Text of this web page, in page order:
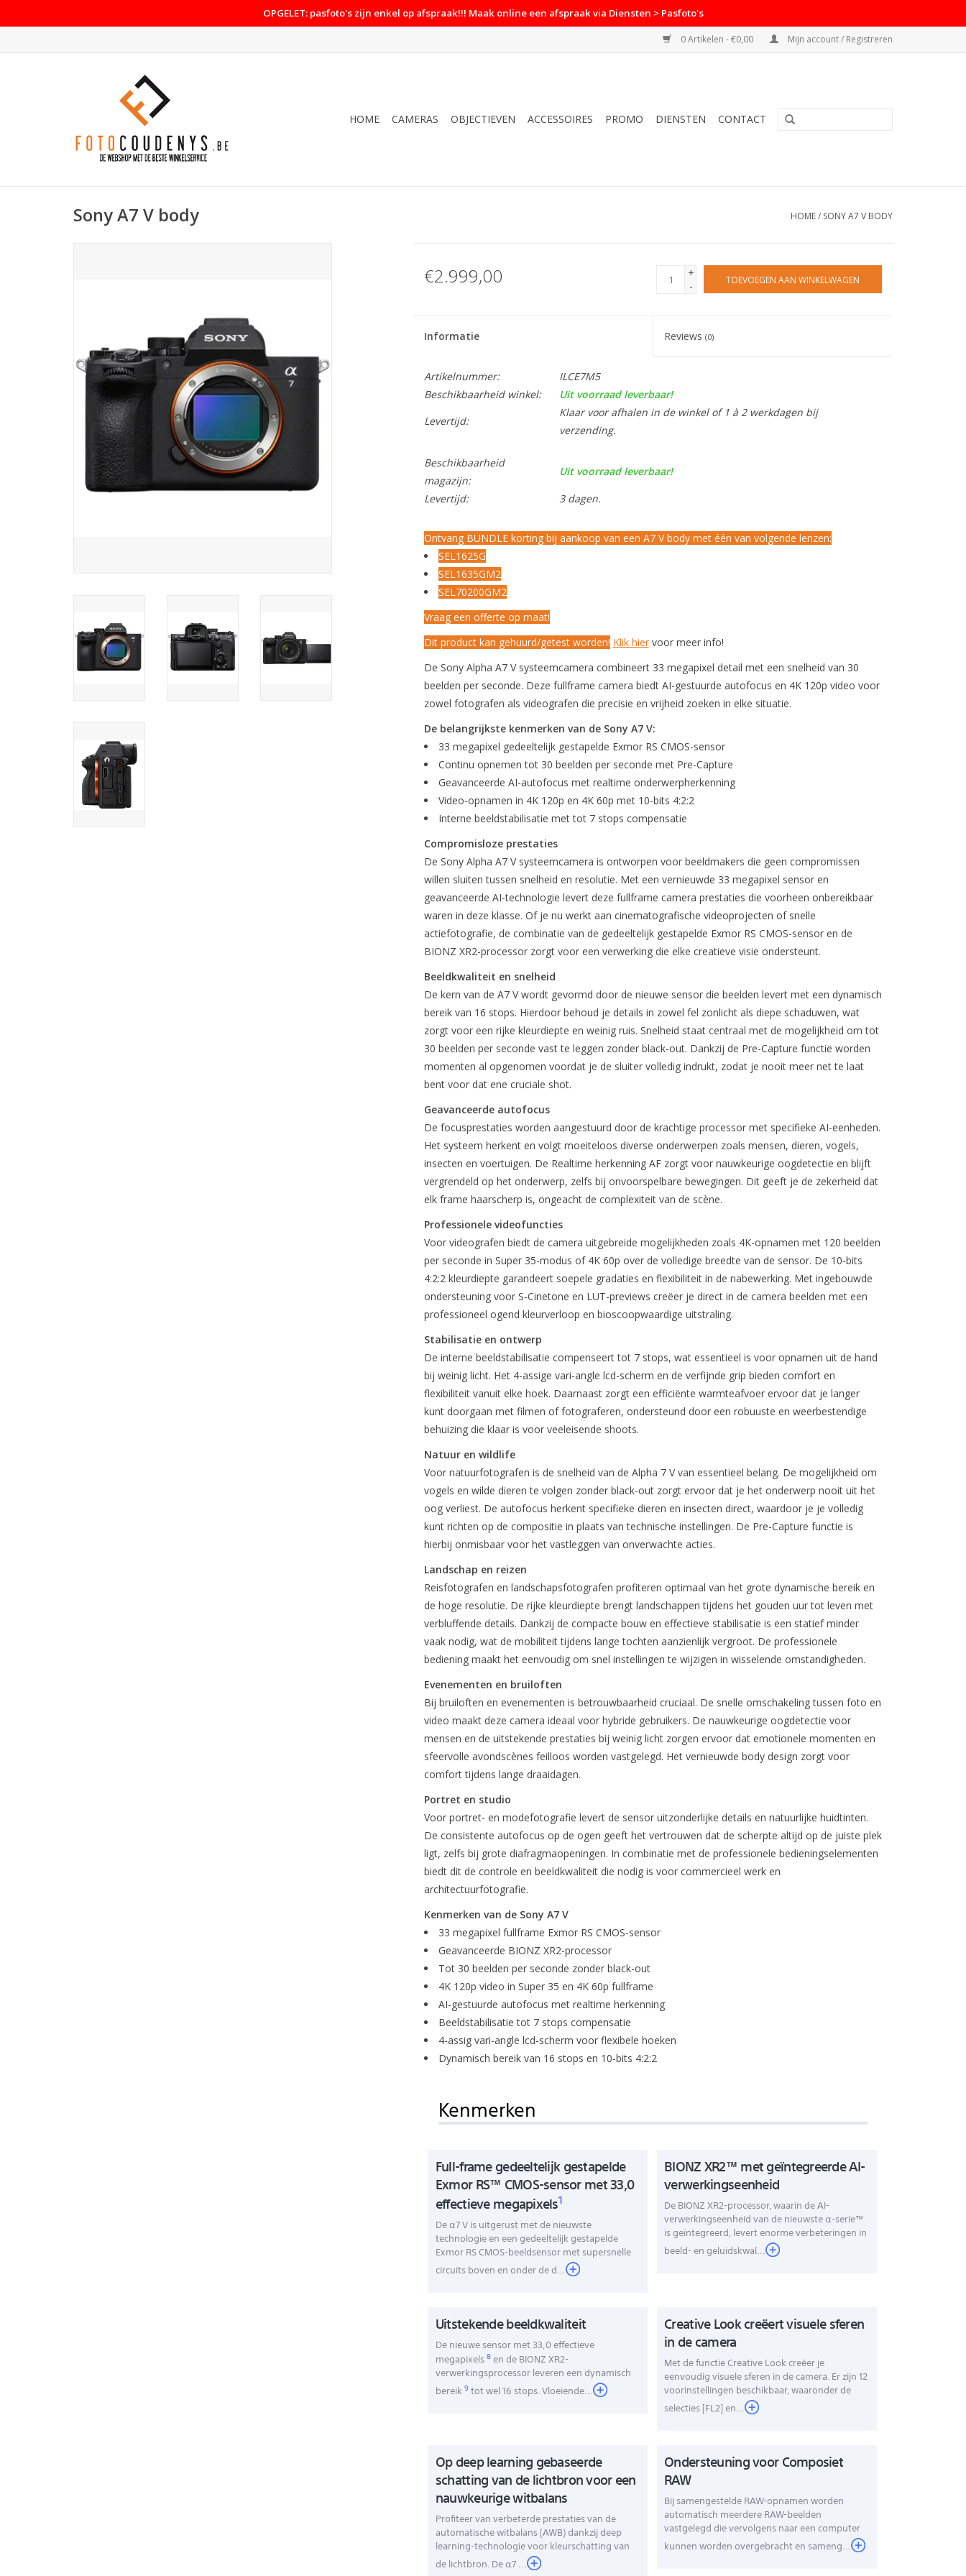
OPGELET: pasfoto's zijn enkel op afspraak!!! Maak online een afspraak via Diensten > Pasfoto's
0 Artikelen - €0,00 Mijn account / Registreren
HOME CAMERAS OBJECTIEVEN ACCESSOIRES PROMO DIENSTEN CONTACT
Sony A7 V body HOME/ SONY A7 V BODY
€2.999,00
+
-
TOEVOEGEN AAN WINKELWAGEN
Informatie Reviews(0)
Artikelnummer:
ILCE7M5
Beschikbaarheid winkel:
Uit voorraad leverbaar!
Levertijd:
Klaar voor afhalen in de winkel of 1 à 2 werkdagen bij
verzending.
Beschikbaarheid
magazijn:
Uit voorraad leverbaar!
Levertijd:
3 dagen.
Ontvang BUNDLE korting bij aankoop van een A7 V body met één van volgende lenzen:
SEL1625G
SEL1635GM2
SEL70200GM2
Vraag een offerte op maat!
Dit product kan gehuurd/getest worden! Klik hiervoor meer info!
De Sony Alpha A7 V systeemcamera combineert 33 megapixel detail met een snelheid van 30
beelden per seconde. Deze fullframe camera biedt AI-gestuurde autofocus en 4K 120p video voor
zowel fotografen als videografen die precisie en vrijheid zoeken in elke situatie.
De belangrijkste kenmerken van de Sony A7 V:
33 megapixel gedeeltelijk gestapelde Exmor RS CMOS-sensor
Continu opnemen tot 30 beelden per seconde met Pre-Capture
Geavanceerde AI-autofocus met realtime onderwerpherkenning
Video-opnamen in 4K 120p en 4K 60p met 10-bits 4:2:2
Interne beeldstabilisatie met tot 7 stops compensatie
Compromisloze prestaties
De Sony Alpha A7 V systeemcamera is ontworpen voor beeldmakers die geen compromissen
willen sluiten tussen snelheid en resolutie. Met een vernieuwde 33 megapixel sensor en
geavanceerde AI-technologie levert deze fullframe camera prestaties die voorheen onbereikbaar
waren in deze klasse. Of je nu werkt aan cinematografische videoprojecten of snelle
actiefotografie, de combinatie van de gedeeltelijk gestapelde Exmor RS CMOS-sensor en de
BIONZ XR2-processor zorgt voor een verwerking die elke creatieve visie ondersteunt.
Beeldkwaliteit en snelheid
De kern van de A7 V wordt gevormd door de nieuwe sensor die beelden levert met een dynamisch
bereik van 16 stops. Hierdoor behoud je details in zowel fel zonlicht als diepe schaduwen, wat
zorgt voor een rijke kleurdiepte en weinig ruis. Snelheid staat centraal met de mogelijkheid om tot
30 beelden per seconde vast te leggen zonder black-out. Dankzij de Pre-Capture functie worden
momenten al opgenomen voordat je de sluiter volledig indrukt, zodat je nooit meer net te laat
bent voor dat ene cruciale shot.
Geavanceerde autofocus
De focusprestaties worden aangestuurd door de krachtige processor met specifieke AI-eenheden.
Het systeem herkent en volgt moeiteloos diverse onderwerpen zoals mensen, dieren, vogels,
insecten en voertuigen. De Realtime herkenning AF zorgt voor nauwkeurige oogdetectie en blijft
vergrendeld op het onderwerp, zelfs bij onvoorspelbare bewegingen. Dit geeft je de zekerheid dat
elk frame haarscherp is, ongeacht de complexiteit van de scène.
Professionele videofuncties
Voor videografen biedt de camera uitgebreide mogelijkheden zoals 4K-opnamen met 120 beelden
per seconde in Super 35-modus of 4K 60p over de volledige breedte van de sensor. De 10-bits
4:2:2 kleurdiepte garandeert soepele gradaties en flexibiliteit in de nabewerking. Met ingebouwde
ondersteuning voor S-Cinetone en LUT-previews creëer je direct in de camera beelden met een
professioneel ogend kleurverloop en bioscoopwaardige uitstraling.
Stabilisatie en ontwerp
De interne beeldstabilisatie compenseert tot 7 stops, wat essentieel is voor opnamen uit de hand
bij weinig licht. Het 4-assige vari-angle lcd-scherm en de verfijnde grip bieden comfort en
flexibiliteit vanuit elke hoek. Daarnaast zorgt een efficiënte warmteafvoer ervoor dat je langer
kunt doorgaan met filmen of fotograferen, ondersteund door een robuuste en weerbestendige
behuizing die klaar is voor veeleisende shoots.
Natuur en wildlife
Voor natuurfotografen is de snelheid van de Alpha 7 V van essentieel belang. De mogelijkheid om
vogels en wilde dieren te volgen zonder black-out zorgt ervoor dat je het onderwerp nooit uit het
oog verliest. De autofocus herkent specifieke dieren en insecten direct, waardoor je je volledig
kunt richten op de compositie in plaats van technische instellingen. De Pre-Capture functie is
hierbij onmisbaar voor het vastleggen van onverwachte acties.
Landschap en reizen
Reisfotografen en landschapsfotografen profiteren optimaal van het grote dynamische bereik en
de hoge resolutie. De rijke kleurdiepte brengt landschappen tijdens het gouden uur tot leven met
verbluffende details. Dankzij de compacte bouw en effectieve stabilisatie is een statief minder
vaak nodig, wat de mobiliteit tijdens lange tochten aanzienlijk vergroot. De professionele
bediening maakt het eenvoudig om snel instellingen te wijzigen in wisselende omstandigheden.
Evenementen en bruiloften
Bij bruiloften en evenementen is betrouwbaarheid cruciaal. De snelle omschakeling tussen foto en
video maakt deze camera ideaal voor hybride gebruikers. De nauwkeurige oogdetectie voor
mensen en de uitstekende prestaties bij weinig licht zorgen ervoor dat emotionele momenten en
sfeervolle avondscènes feilloos worden vastgelegd. Het vernieuwde body design zorgt voor
comfort tijdens lange draaidagen.
Portret en studio
Voor portret- en modefotografie levert de sensor uitzonderlijke details en natuurlijke huidtinten.
De consistente autofocus op de ogen geeft het vertrouwen dat de scherpte altijd op de juiste plek
ligt, zelfs bij grote diafragmaopeningen. In combinatie met de professionele bedieningselementen
biedt dit de controle en beeldkwaliteit die nodig is voor commercieel werk en
architectuurfotografie.
Kenmerken van de Sony A7 V
33 megapixel fullframe Exmor RS CMOS-sensor
Geavanceerde BIONZ XR2-processor
Tot 30 beelden per seconde zonder black-out
4K 120p video in Super 35 en 4K 60p fullframe
AI-gestuurde autofocus met realtime herkenning
Beeldstabilisatie tot 7 stops compensatie
4-assig vari-angle lcd-scherm voor flexibele hoeken
Dynamisch bereik van 16 stops en 10-bits 4:2:2
Kenmerken
Full-frame gedeeltelijk gestapelde
Exmor RS™ CMOS-sensor met 33,0
effectieve megapixels1
De α7 V is uitgerust met de nieuwste
technologie en een gedeeltelijk gestapelde
Exmor RS CMOS-beeldsensor met supersnelle
circuits boven en onder de d...
BIONZ XR2™ met geïntegreerde AI-
verwerkingseenheid
De BIONZ XR2-processor, waarin de AI-
verwerkingseenheid van de nieuwste α-serie™
is geïntegreerd, levert enorme verbeteringen in
beeld- en geluidskwal...
Uitstekende beeldkwaliteit
De nieuwe sensor met 33,0 effectieve
megapixels8en de BIONZ XR2-
verwerkingsprocessor leveren een dynamisch
bereik9tot wel 16 stops. Vloeiende...
Creative Look creëert visuele sferen
in de camera
Met de functie Creative Look creëer je
eenvoudig visuele sferen in de camera. Er zijn 12
voorinstellingen beschikbaar, waaronder de
selecties [FL2] en...
Op deep learning gebaseerde
schatting van de lichtbron voor een
nauwkeurige witbalans
Profiteer van verbeterde prestaties van de
automatische witbalans (AWB) dankzij deep
learning-technologie voor kleurschatting van
de lichtbron. De α7 ...
Ondersteuning voor Composiet
RAW
Bij samengestelde RAW-opnamen worden
automatisch meerdere RAW-beelden
vastgelegd die vervolgens naar een computer
kunnen worden overgebracht en sameng...